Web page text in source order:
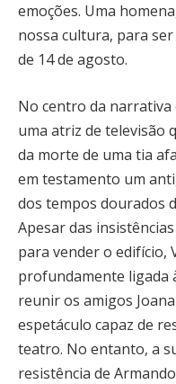
emoções. Uma
nossa cultura, para
de 14 de agosto.
No centro da narrativa
uma atriz de televisão
da morte de uma tia
em testamento um
dos tempos dourados
Apesar das
para vender o edifício,
profundamente ligada
reunir os amigos
espetáculo capaz de
teatro. No entanto, a
resistência de